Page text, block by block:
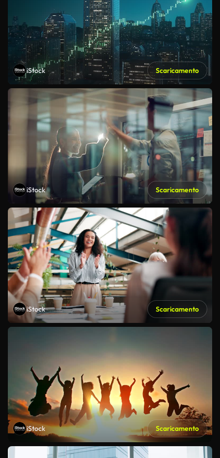
iStock Scaricamento
iStock Scaricamento
iStock Scaricamento
iStock Scaricamento